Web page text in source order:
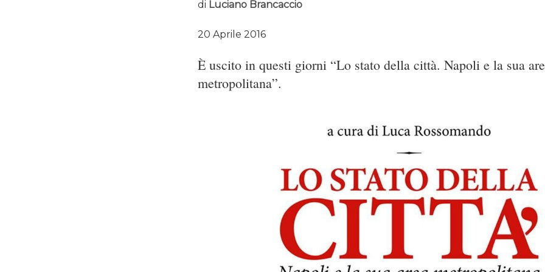
di Luciano Brancaccio
20 Aprile 2016
È uscito in questi giorni “Lo stato della città. Napoli e la sua
metropolitana”.